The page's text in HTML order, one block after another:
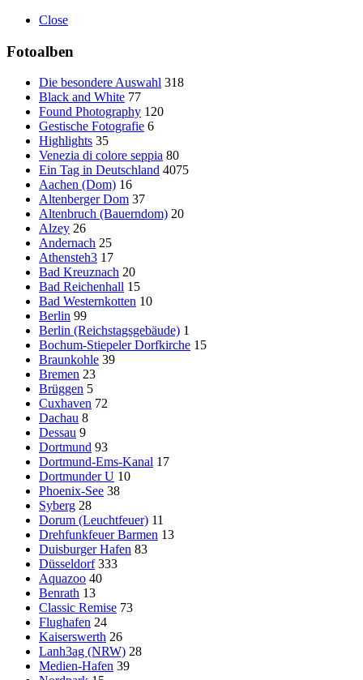
Close
Fotoalben
Die besondere Auswahl 318
Black and White 77
Found Photography 120
Gestische Fotografie 6
Highlights 35
Venezia di colore seppia 80
Ein Tag in Deutschland 4075
Aachen (Dom) 16
Altenberger Dom 37
Altenbruch (Bauerndom) 20
Alzey 26
Andernach 25
Athensteh3 17
Bad Kreuznach 20
Bad Reichenhall 15
Bad Westernkotten 10
Berlin 99
Berlin (Reichstagsgebäude) 1
Bochum-Stiepeler Dorfkirche 15
Braunkohle 39
Bremen 23
Brüggen 5
Cuxhaven 72
Dachau 8
Dessau 9
Dortmund 93
Dortmund-Ems-Kanal 17
Dortmunder U 10
Phoenix-See 38
Syberg 28
Dorum (Leuchtfeuer) 11
Drehfunkfeuer Barmen 13
Duisburger Hafen 83
Düsseldorf 333
Aquazoo 40
Benrath 13
Classic Remise 73
Flughafen 24
Kaiserswerth 26
Lanh3ag (NRW) 28
Medien-Hafen 39